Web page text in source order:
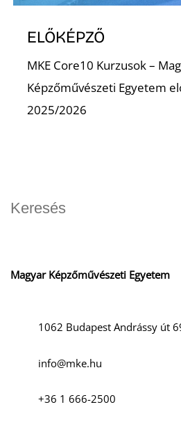
ELŐKÉPZŐ
MKE Core10 Kurzusok –
Képzőművészeti Egyetem
2025/2026
Magyar Képzőművészeti Egyetem
1062 Budapest Andrássy út
info@mke.hu
+36 1 666-2500